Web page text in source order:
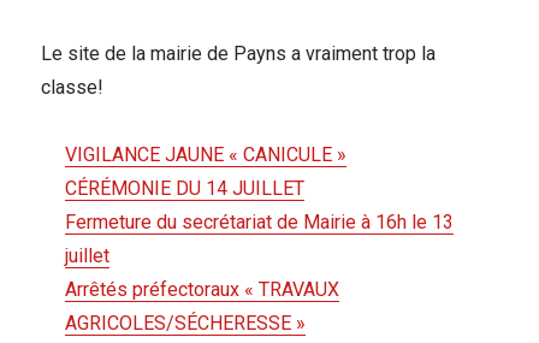
Le site de la mairie de Payns a vraiment trop la
classe!
VIGILANCE JAUNE « CANICULE »
CÉRÉMONIE DU 14 JUILLET
Fermeture du secrétariat de Mairie à 16h le 13
juillet
Arrêtés préfectoraux « TRAVAUX
AGRICOLES/SÉCHERESSE »